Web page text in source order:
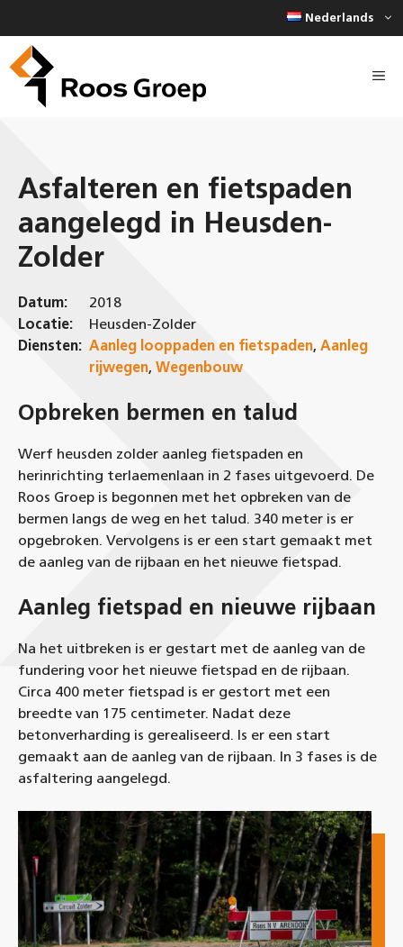
inhoud
Nederlands
Asfalteren en fietspaden
aangelegd in Heusden-
Zolder
Datum:
2018
Locatie:
Heusden-Zolder
Diensten: Aanleg looppaden en fietspaden, Aanleg
rijwegen, Wegenbouw
Opbreken bermen en talud
Werf heusden zolder aanleg fietspaden en
herinrichting terlaemenlaan in 2 fases uitgevoerd. De
Roos Groep is begonnen met het opbreken van de
bermen langs de weg en het talud. 340 meter is er
opgebroken. Vervolgens is er een start gemaakt met
de aanleg van de rijbaan en het nieuwe fietspad.
Aanleg fietspad en nieuwe rijbaan
Na het uitbreken is er gestart met de aanleg van de
fundering voor het nieuwe fietspad en de rijbaan.
Circa 400 meter fietspad is er gestort met een
breedte van 175 centimeter. Nadat deze
betonverharding is gerealiseerd. Is er een start
gemaakt aan de aanleg van de rijbaan. In 3 fases is de
asfaltering aangelegd.